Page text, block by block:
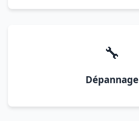
🔧
Dépannage